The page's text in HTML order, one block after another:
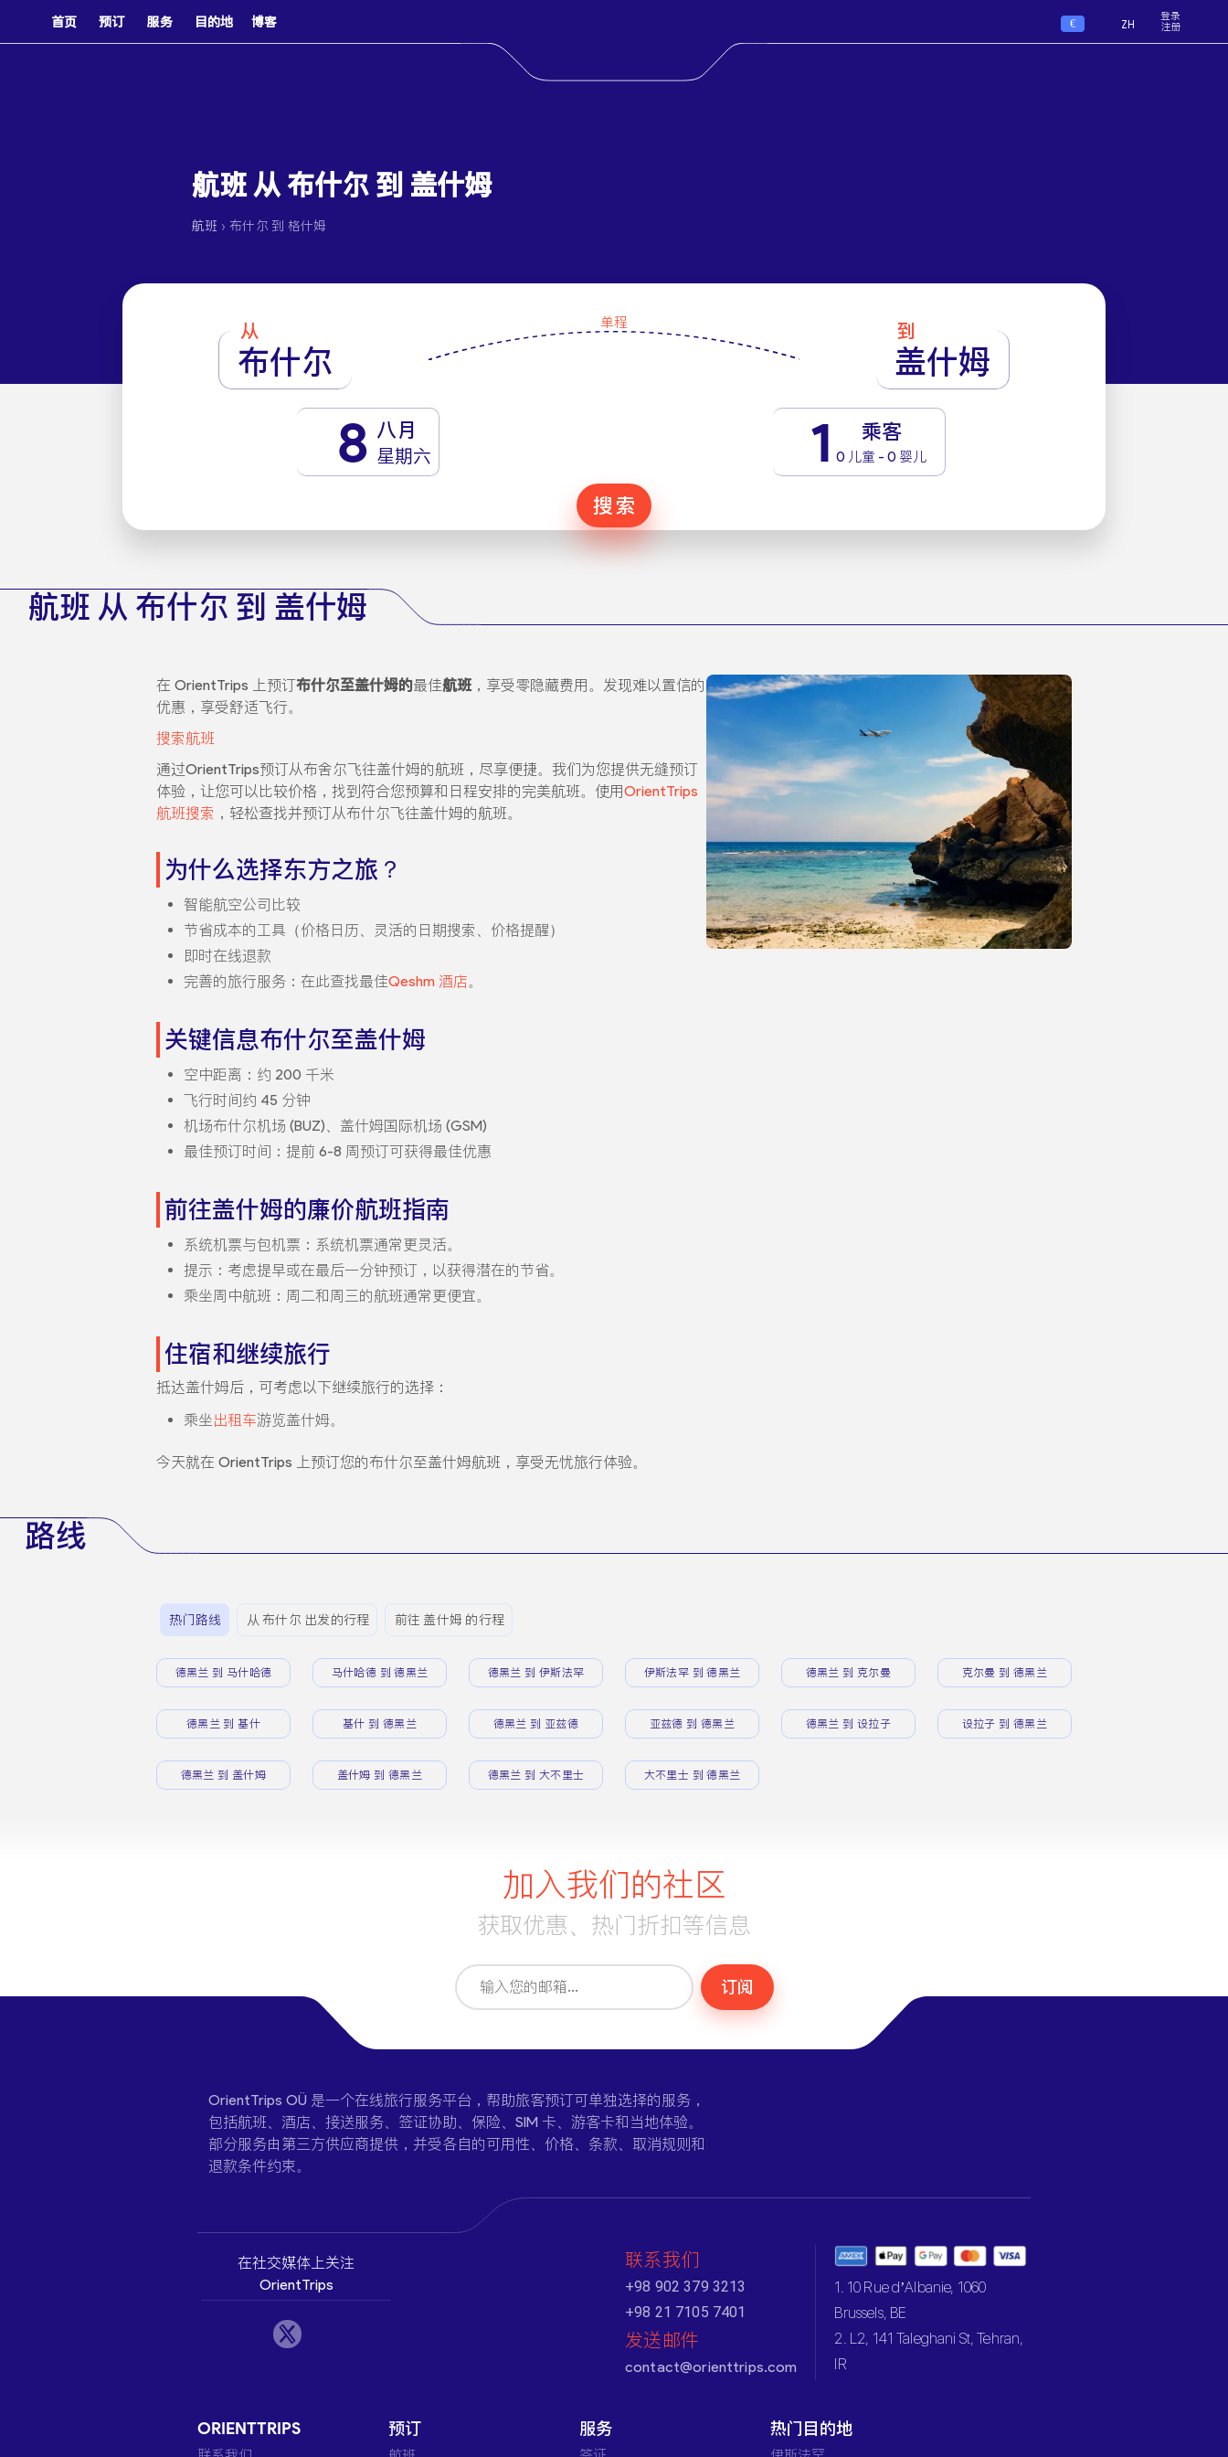
首页 预订 服务 目的地 博客 € ZH
登录
注册
航班 从 布什尔 到 盖什姆
航班 › 布什尔 到 格什姆
从
布什尔
单程 到
盖什姆
8 八月
星期六 1 乘客
0 儿童 - 0 婴儿
搜索
航班 从 布什尔 到 盖什姆
在 OrientTrips 上预订布什尔至盖什姆的最佳航班，享受零隐藏费用。发现难以置信的
优惠，享受舒适飞行。
搜索航班
通过OrientTrips预订从布舍尔飞往盖什姆的航班，尽享便捷。我们为您提供无缝预订
体验，让您可以比较价格，找到符合您预算和日程安排的完美航班。使用OrientTrips
航班搜索 ，轻松查找并预订从布什尔飞往盖什姆的航班。
为什么选择东方之旅？
智能航空公司比较
节省成本的工具（价格日历、灵活的日期搜索、价格提醒）
即时在线退款
完善的旅行服务：在此查找最佳Qeshm 酒店。
关键信息布什尔至盖什姆
空中距离：约 200 千米
飞行时间约 45 分钟
机场布什尔机场 (BUZ)、盖什姆国际机场 (GSM)
最佳预订时间：提前 6-8 周预订可获得最佳优惠
前往盖什姆的廉价航班指南
系统机票与包机票：系统机票通常更灵活。
提示：考虑提早或在最后一分钟预订，以获得潜在的节省。
乘坐周中航班：周二和周三的航班通常更便宜。
住宿和继续旅行
抵达盖什姆后，可考虑以下继续旅行的选择：
乘坐出租车游览盖什姆。
今天就在 OrientTrips 上预订您的布什尔至盖什姆航班，享受无忧旅行体验。
路线
热门路线 从 布什尔 出发的行程 前往 盖什姆 的行程
德黑兰 到 马什哈德 马什哈德 到 德黑兰 德黑兰 到 伊斯法罕 伊斯法罕 到 德黑兰 德黑兰 到 克尔曼 克尔曼 到 德黑兰
德黑兰 到 基什 基什 到 德黑兰 德黑兰 到 亚兹德 亚兹德 到 德黑兰 德黑兰 到 设拉子 设拉子 到 德黑兰
德黑兰 到 盖什姆 盖什姆 到 德黑兰 德黑兰 到 大不里士 大不里士 到 德黑兰
加入我们的社区
获取优惠、热门折扣等信息
订阅
OrientTrips OÜ 是一个在线旅行服务平台，帮助旅客预订可单独选择的服务，
包括航班、酒店、接送服务、签证协助、保险、SIM 卡、游客卡和当地体验。
部分服务由第三方供应商提供，并受各自的可用性、价格、条款、取消规则和
退款条件约束。
在社交媒体上关注
OrientTrips
联系我们
+98 902 379 3213
+98 21 7105 7401
发送邮件
contact@orienttrips.com
1. 10 Rue d’Albanie, 1060
Brussels, BE
2. L2, 141 Taleghani St, Tehran,
IR
ORIENTTRIPS 预订 服务 热门目的地